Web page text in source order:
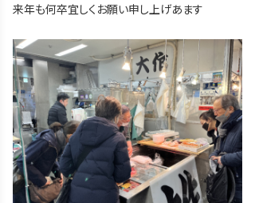
来年も何卒宜しくお願い申し上げあます